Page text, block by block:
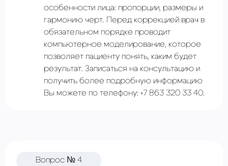
особенности лица: пропорции, размеры и
гармонию черт. Перед коррекцией врач в
обязательном порядке проводит
компьютерное моделирование, которое
позволяет пациенту понять, каким будет
результат. Записаться на консультацию и
получить более подробную информацию
Вы можете по телефону: +7 863 320 33 40.
Вопрос № 4